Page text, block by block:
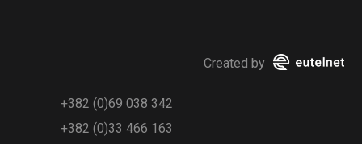
Created by
+382 (0)69 038 342
+382 (0)33 466 163